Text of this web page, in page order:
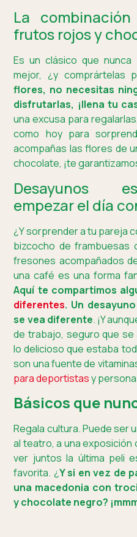
La
frutos rojos y
Es un clásico que
mejor, ¿y comprártelas
flores, no necesitas
disfrutarlas, ¡llena tu
una excusa para
como hoy para
acompañas las flores de
chocolate, ¡te
Desayunos
empezar el día
¿Y sorprender a tu pareja
bizcocho de
fresones acompañados
una café es una forma
Aquí te compartimos
diferentes. Un
se vea diferente. ¡Y
de trabajo, seguro que se
lo delicioso que estaba
son una fuente de
para deportistasy
Básicos que
Regala cultura. Puede ser
al teatro, a una exposición
ver juntos la última peli
favorita. ¿Y si en vez de
una macedonia con
y chocolate negro?